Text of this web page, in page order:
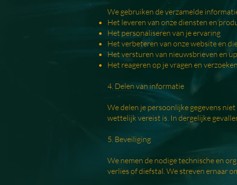
We gebruiken de verzamelde
Het leveren van onze diensten en
Het personaliseren van je ervaring
Het verbeteren van onze website en
Het versturen van nieuwsbrieven en
Het reageren op je vragen en verzoeken
4. Delen van informatie
We delen je persoonlijke gegevens
wettelijk vereist is. In dergelijke
5. Beveiliging
We nemen de nodige technische en
verlies of diefstal. We streven ernaar